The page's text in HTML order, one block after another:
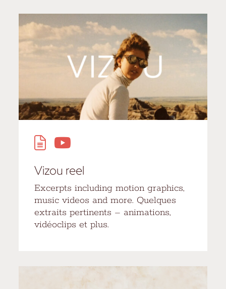
Vizou reel
Excerpts including motion graphics,
music videos and more. Quelques
extraits pertinents – animations,
vidéoclips et plus.